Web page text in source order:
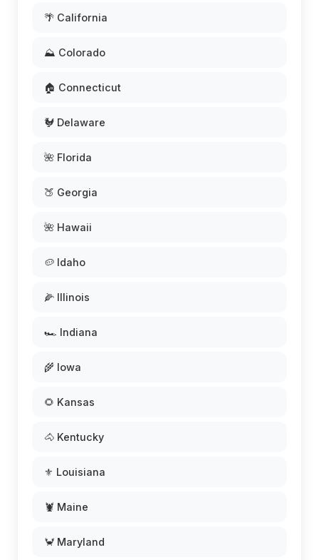
🌴 California
⛰️ Colorado
🏠 Connecticut
🐓 Delaware
🌺 Florida
🍑 Georgia
🌺 Hawaii
🥔 Idaho
🌽 Illinois
🏎️ Indiana
🌾 Iowa
🌻 Kansas
🐴 Kentucky
⚜️ Louisiana
🦞 Maine
🦀 Maryland